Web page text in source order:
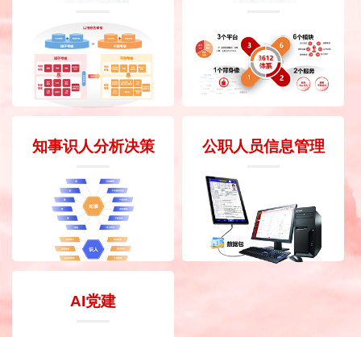
知事识人分析决策 公职人员信息管理
AI党建